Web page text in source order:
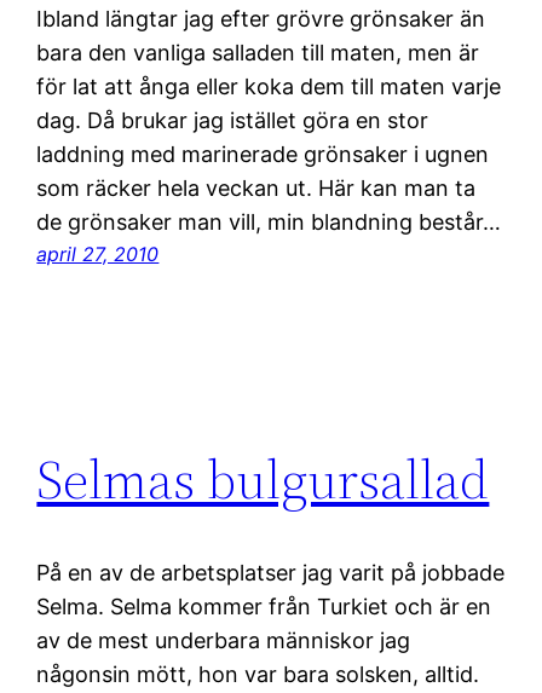
Ibland längtar jag efter grövre grönsaker än
bara den vanliga salladen till maten, men är
för lat att ånga eller koka dem till maten varje
dag. Då brukar jag istället göra en stor
laddning med marinerade grönsaker i ugnen
som räcker hela veckan ut. Här kan man ta
de grönsaker man vill, min blandning består…
april 27, 2010
Selmas bulgursallad
På en av de arbetsplatser jag varit på jobbade
Selma. Selma kommer från Turkiet och är en
av de mest underbara människor jag
någonsin mött, hon var bara solsken, alltid.